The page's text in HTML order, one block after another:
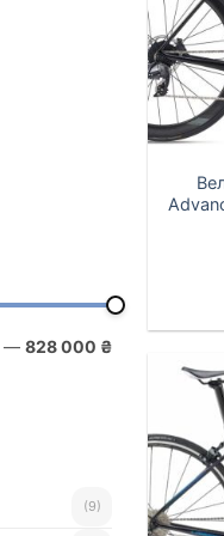
— 828 000 ₴
(9)